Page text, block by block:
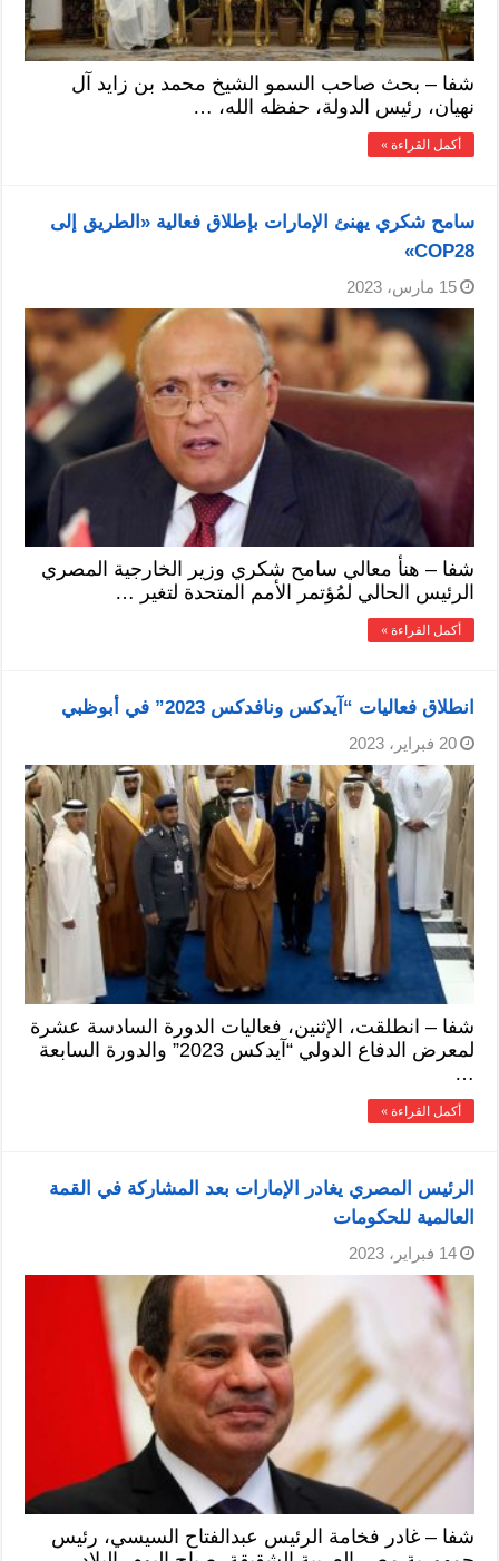
شفا – بحث صاحب السمو الشيخ محمد بن زايد آل
نهيان، رئيس الدولة، حفظه الله، …
أكمل القراءة »
سامح شكري يهنئ الإمارات بإطلاق فعالية «الطريق إلى
COP28»
15 مارس، 2023
شفا – هنأ معالي سامح شكري وزير الخارجية المصري
الرئيس الحالي لمُؤتمر الأمم المتحدة لتغير …
أكمل القراءة »
انطلاق فعاليات “آيدكس ونافدكس 2023” في أبوظبي
20 فبراير، 2023
شفا – انطلقت، الإثنين، فعاليات الدورة السادسة عشرة
لمعرض الدفاع الدولي “آيدكس 2023” والدورة السابعة
…
أكمل القراءة »
الرئيس المصري يغادر الإمارات بعد المشاركة في القمة
العالمية للحكومات
14 فبراير، 2023
شفا – غادر فخامة الرئيس عبدالفتاح السيسي، رئيس